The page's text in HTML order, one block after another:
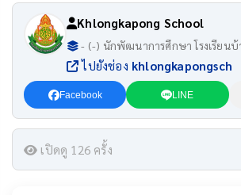
Khlongkapong School
- (-) นักพัฒนาการศึกษา โรงเรียน
ไปยังช่อง khlongkapongsch
Facebook LINE
เปิดดู 126 ครั้ง